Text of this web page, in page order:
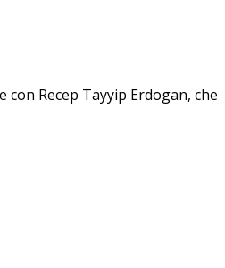
Recep Tayyip Erdogan, che